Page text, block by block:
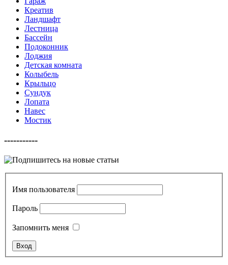
Креатив
Ландшафт
Лестница
Бассейн
Подоконник
Лоджия
Детская комната
Колыбель
Крыльцо
Сундук
Лопата
Навес
Мостик
-----------
Имя пользователя
Пароль
Запомнить меня